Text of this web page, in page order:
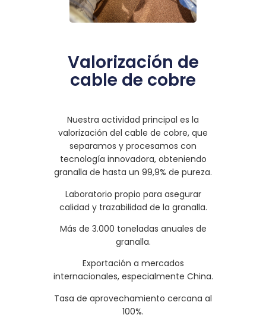
Valorización de
cable de cobre
Nuestra actividad principal es la
valorización del cable de cobre, que
separamos y procesamos con
tecnología innovadora, obteniendo
granalla de hasta un 99,9% de pureza.
Laboratorio propio para asegurar
calidad y trazabilidad de la granalla.
Más de 3.000 toneladas anuales de
granalla.
Exportación a mercados
internacionales, especialmente China.
Tasa de aprovechamiento cercana al
100%.